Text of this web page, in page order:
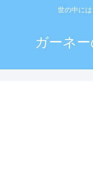
世の中に
ガーネ